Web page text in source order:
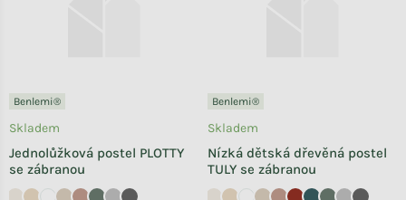
Benlemi®
Jednolůžková postel PLOTTY
se zábranou
Skladem
Benlemi®
Nízká dětská dřevěná postel
TULY se zábranou
Skladem